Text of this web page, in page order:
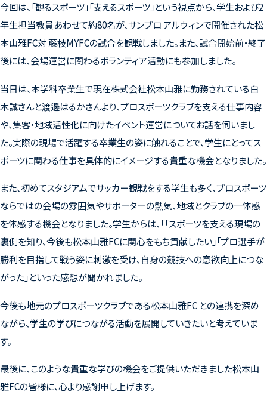
今回は、「観るスポーツ」「支えるスポーツ」という視点から、学生および2
年生担当教員あわせて約80名が、サンプロ アルウィンで開催された松
本山雅FC対 藤枝MYFCの試合を観戦しました。また、試合開始前・終了
後には、会場運営に関わるボランティア活動にも参加しました。
当日は、本学科卒業生で現在株式会社松本山雅に勤務されている白
木誠さんと渡邊はるかさんより、プロスポーツクラブを支える仕事内容
や、集客・地域活性化に向けたイベント運営についてお話を伺いまし
た。実際の現場で活躍する卒業生の姿に触れることで、学生にとってス
ポーツに関わる仕事を具体的にイメージする貴重な機会となりました。
また、初めてスタジアムでサッカー観戦をする学生も多く、プロスポーツ
ならではの会場の雰囲気やサポーターの熱気、地域とクラブの一体感
を体感する機会となりました。学生からは、「「スポーツを支える現場の
裏側を知り、今後も松本山雅FCに関心をもち貢献したい」「プロ選手が
勝利を目指して戦う姿に刺激を受け、自身の競技への意欲向上につな
がった」といった感想が聞かれました。
今後も地元のプロスポーツクラブである松本山雅FC との連携を深め
ながら、学生の学びにつながる活動を展開していきたいと考えていま
す。
最後に、このような貴重な学びの機会をご提供いただきました松本山
雅FCの皆様に、心より感謝申し上げます。